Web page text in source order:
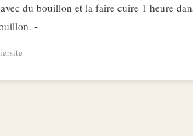
du bouillon et la faire cuire 1 heure
-